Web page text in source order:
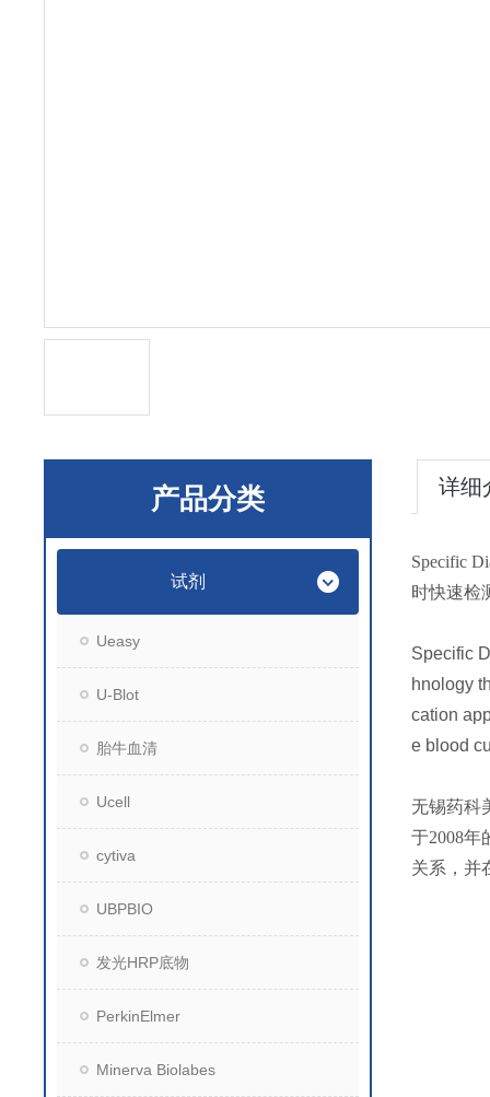
产品分类
试剂
Ueasy
U-Blot
胎牛血清
Ucell
cytiva
UBPBIO
发光HRP底物
PerkinElmer
Minerva Biolabes
详细
Specific
时快速检
Specific
hnology
cation
e blood
无锡药科
于2008年
关系，并